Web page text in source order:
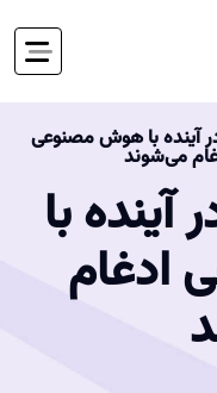
آینده با هوش مصنوعی
می‌شوند
با